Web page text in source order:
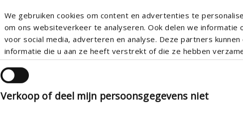
We gebruiken cookies om content en advertenties te
om ons websiteverkeer te analyseren. Ook delen we
voor social media, adverteren en analyse. Deze partners
informatie die u aan ze heeft verstrekt of die ze hebben
Verkoop of deel mijn persoonsgegevens niet